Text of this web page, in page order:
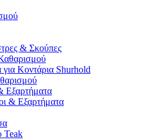
& Σκούπες
για Κοντάρια Shurhold
Εξαρτήματα
& Εξαρτήματα
Teak